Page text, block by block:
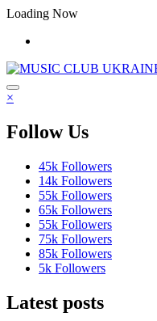
Перейти
контенту
Loading Now
×
Follow Us
45k Followers
14k Followers
55k Followers
65k Followers
55k Followers
75k Followers
85k Followers
5k Followers
Latest posts